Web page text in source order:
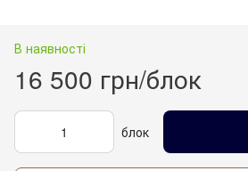
В наявності
16 500 грн/блок
блок